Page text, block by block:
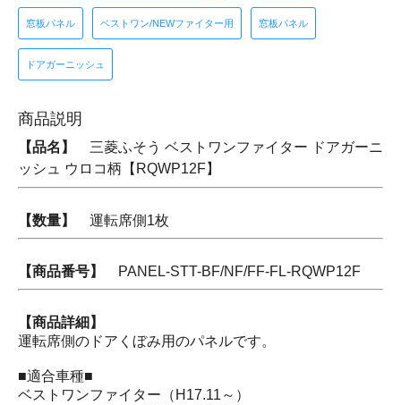
窓板パネル ベストワン/NEWファイター用 窓板パネル
ドアガーニッシュ
商品説明
【品名】 三菱ふそう ベストワンファイター ドアガーニ
ッシュ ウロコ柄【RQWP12F】
【数量】 運転席側1枚
【商品番号】 PANEL-STT-BF/NF/FF-FL-RQWP12F
【商品詳細】
運転席側のドアくぼみ用のパネルです。
■適合車種■
ベストワンファイター（H17.11～）